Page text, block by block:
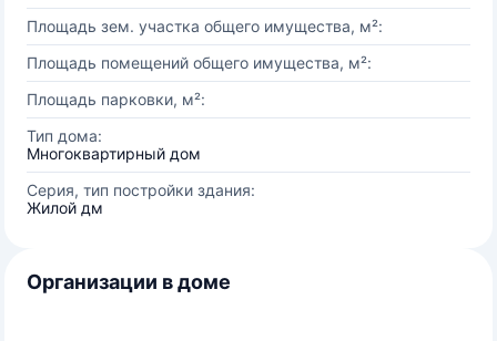
Площадь зем. участка общего имущества, м²:
Площадь помещений общего имущества, м²:
Площадь парковки, м²:
Тип дома:
Многоквартирный дом
Серия, тип постройки здания:
Жилой дм
Организации в доме